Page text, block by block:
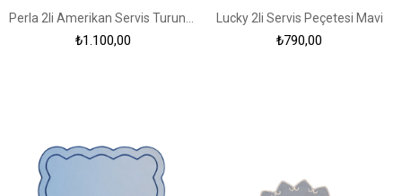
₺1.100,00
Lucky 2li Servis Peçetesi Mavi
₺790,00